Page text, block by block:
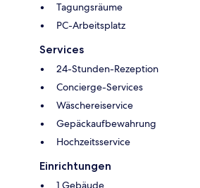
Tagungsräume
PC-Arbeitsplatz
Services
24-Stunden-Rezeption
Concierge-Services
Wäschereiservice
Gepäckaufbewahrung
Hochzeitsservice
Einrichtungen
1 Gebäude